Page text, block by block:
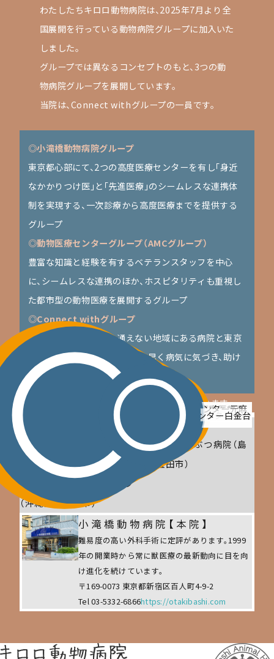
わたしたちキロロ動物病院は、2025年7月より全
国展開を行っている動物病院グループに加入いた
しました。
グループでは異なるコンセプトのもと、3つの動
物病院グループを展開しています。
当院は、Connect withグループの一員です。
◎小滝橋動物病院グループ
東京都心部にて、2つの高度医療センターを有し「身近
なかかりつけ医」と「先進医療」のシームレスな連携体
制を実現する、一次診療から高度医療までを提供する
グループ
◎動物医療センターグループ（AMCグループ）
豊富な知識と経験を有するベテランスタッフを中心
に、シームレスな連携のほか、ホスピタリティも重視し
た都市型の動物医療を展開するグループ
◎Connect withグループ
遠くて大学病院へ中々通えない地域にある病院と東京
のグループが連携し、少しでも早く病気に気づき、助け
る医療を提供するグループ
各拠点名をクリックすることで、詳細が表示されます。
江古田の森ペットクリニック
阿佐谷ペットクリニック
阿佐谷ペットクリニック サテライト
もみじ山通りペットクリニック 本駒込動物病院
市ヶ谷動物医療センタ
目白通り高度医療センター
新目白通り 第２高度医療セ
小滝橋動物病院
動物医療センター豪徳寺
動物医療センター目黒中央
動物医療センター世田谷中町動物医療センター赤坂
動物医療センター元麻
動物医療センター白金台
東京都心部以外の医療拠点
キロロ動物病院（東京都八
王子市）
石見益田どうぶつ病院（島
根県益田市）
とみしろペットクリニック
（沖縄県豊見城市）
小滝橋動物病院【本院】
難易度の高い外科手術に定評があります。1999
年の開業時から常に獣医療の最新動向に目を向
け進化を続けています。
〒169-0073 東京都新宿区百人町4-9-2
Tel 03-5332-6866https://otakibashi.com